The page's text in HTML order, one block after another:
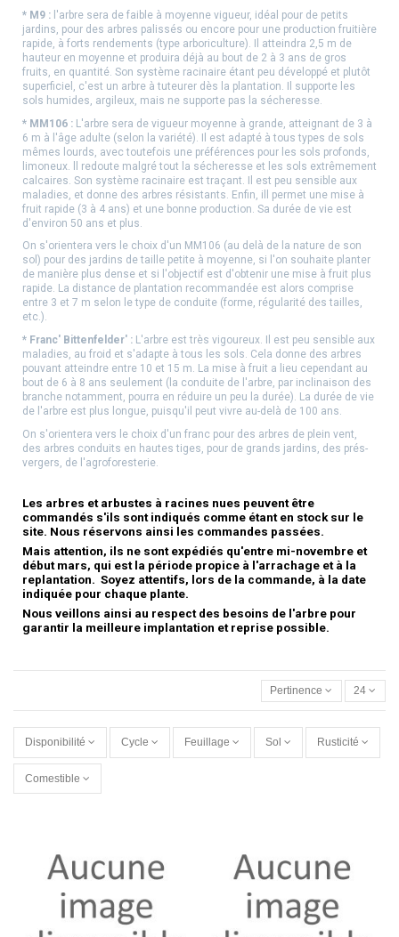
* M9 : l'arbre sera de faible à moyenne vigueur, idéal pour de petits
jardins, pour des arbres palissés ou encore pour une production fruitière
rapide, à forts rendements (type arboriculture). Il atteindra 2,5 m de
hauteur en moyenne et produira déjà au bout de 2 à 3 ans de gros
fruits, en quantité. Son système racinaire étant peu développé et plutôt
superficiel, c'est un arbre à tuteurer dès la plantation. Il supporte les
sols humides, argileux, mais ne supporte pas la sécheresse.
* MM106 : L'arbre sera de vigueur moyenne à grande, atteignant de 3 à
6 m à l'âge adulte (selon la variété). Il est adapté à tous types de sols
mêmes lourds, avec toutefois une préférences pour les sols profonds,
limoneux. ll redoute malgré tout la sécheresse et les sols extrêmement
calcaires. Son système racinaire est traçant. Il est peu sensible aux
maladies, et donne des arbres résistants. Enfin, ill permet une mise à
fruit rapide (3 à 4 ans) et une bonne production. Sa durée de vie est
d'environ 50 ans et plus.
On s'orientera vers le choix d'un MM106 (au delà de la nature de son
sol) pour des jardins de taille petite à moyenne, si l'on souhaite planter
de manière plus dense et si l'objectif est d'obtenir une mise à fruit plus
rapide. La distance de plantation recommandée est alors comprise
entre 3 et 7 m selon le type de conduite (forme, régularité des tailles,
etc.).
* Franc' Bittenfelder' : L'arbre est très vigoureux. Il est peu sensible aux
maladies, au froid et s'adapte à tous les sols. Cela donne des arbres
pouvant atteindre entre 10 et 15 m. La mise à fruit a lieu cependant au
bout de 6 à 8 ans seulement (la conduite de l'arbre, par inclinaison des
branche notamment, pourra en réduire un peu la durée). La durée de vie
de l'arbre est plus longue, puisqu'il peut vivre au-delà de 100 ans.
On s'orientera vers le choix d'un franc pour des arbres de plein vent,
des arbres conduits en hautes tiges, pour de grands jardins, des prés-
vergers, de l'agroforesterie.
Les arbres et arbustes à racines nues peuvent être
commandés s'ils sont indiqués comme étant en stock sur le
site. Nous réservons ainsi les commandes passées.
Mais attention, ils ne sont expédiés qu'entre mi-novembre et
début mars, qui est la période propice à l'arrachage et à la
replantation. Soyez attentifs, lors de la commande, à la date
indiquée pour chaque plante.
Nous veillons ainsi au respect des besoins de l'arbre pour
garantir la meilleure implantation et reprise possible.
Pertinence 24
Disponibilité Cycle Feuillage Sol Rusticité
Comestible